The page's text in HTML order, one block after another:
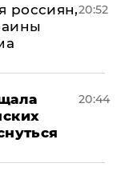
россиян,20:52
20:44